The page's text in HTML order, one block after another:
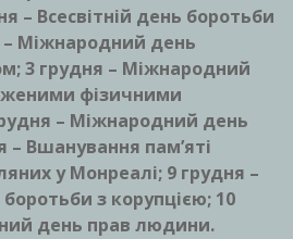
– Всесвітній день боротьби
– Міжнародний день
3 грудня – Міжнародний
фізичними
– Міжнародний день
– Вшанування пам’яті
у Монреалі; 9 грудня –
з корупцією; 10
день прав людини.